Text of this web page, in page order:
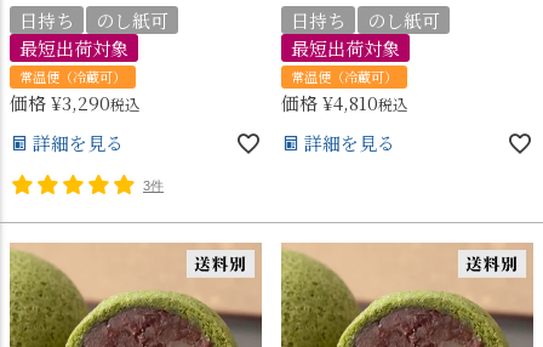
日持ち
のし紙可
最短出荷対象
常温便（冷蔵可）
価格¥3,290税込
詳細を見る
3件
日持ち
のし紙可
最短出荷対象
常温便（冷蔵可）
価格¥4,810税込
詳細を見る